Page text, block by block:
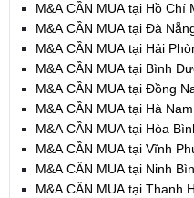
M&A CẦN MUA tại Hồ Chí
M&A CẦN MUA tại Đà
M&A CẦN MUA tại Hải
M&A CẦN MUA tại Bình
M&A CẦN MUA tại Đồng
M&A CẦN MUA tại Hà Nam
M&A CẦN MUA tại Hòa
M&A CẦN MUA tại Vĩnh
M&A CẦN MUA tại Ninh
M&A CẦN MUA tại Thanh